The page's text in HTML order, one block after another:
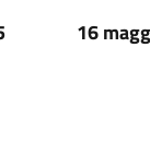
16